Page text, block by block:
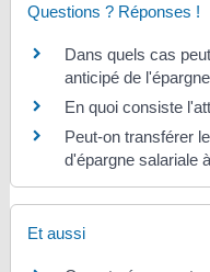
Questions ? Réponses !
Dans quels cas
anticipé de
En quoi consiste
Peut-on transférer
d'épargne salariale
Et aussi